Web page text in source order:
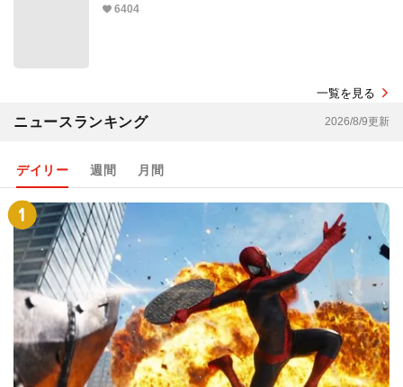
6404
一覧を見る
ニュースランキング 2026/8/9更新
デイリー 週間 月間